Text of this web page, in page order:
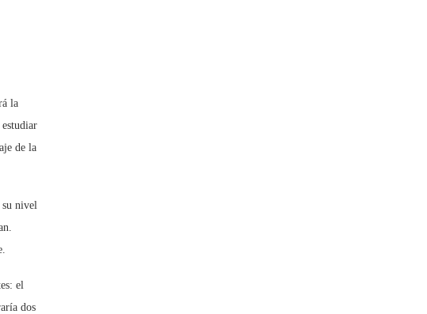
la
de la
nivel
el
dos